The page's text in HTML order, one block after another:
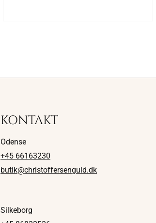
KONTAKT
Odense
+45 66163230
butik@christoffersenguld.dk
Silkeborg